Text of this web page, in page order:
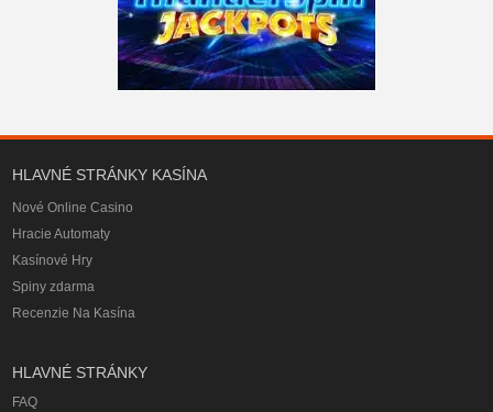
HLAVNÉ STRÁNKY KASÍNA
Nové Online Casino
Hracie Automaty
Kasínové Hry
Spiny zdarma
Recenzie Na Kasína
HLAVNÉ STRÁNKY
FAQ